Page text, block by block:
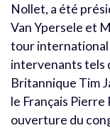
Nollet, a été
Van Ypersele et
tour international
intervenants tels
Britannique Tim
le Français Pierre
ouverture du